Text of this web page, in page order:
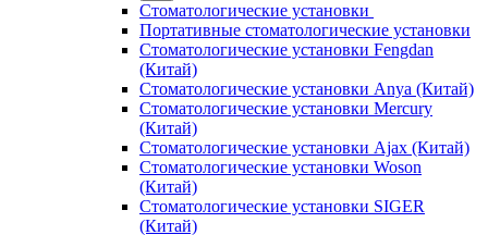
Стоматологические установки
Портативные стоматологические установки
Стоматологические установки Fengdan
(Китай)
Стоматологические установки Anya (Китай)
Стоматологические установки Mercury
(Китай)
Стоматологические установки Ajax (Китай)
Стоматологические установки Woson
(Китай)
Стоматологические установки SIGER
(Китай)